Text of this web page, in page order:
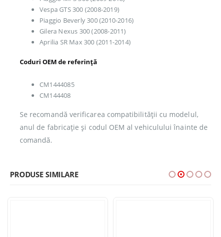
Vespa GTS 300 (2008-2019)
Piaggio Beverly 300 (2010-2016)
Gilera Nexus 300 (2008-2011)
Aprilia SR Max 300 (2011-2014)
Coduri OEM de referință
CM1444085
CM144408
Se recomandă verificarea compatibilității cu modelul,
anul de fabricație și codul OEM al vehiculului înainte de
comandă.
PRODUSE SIMILARE